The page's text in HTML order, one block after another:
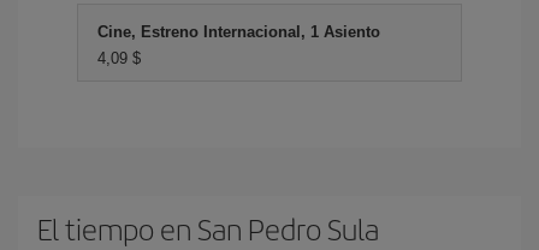
Cine, Estreno Internacional, 1 Asiento
4,09 $
El tiempo en San Pedro Sula